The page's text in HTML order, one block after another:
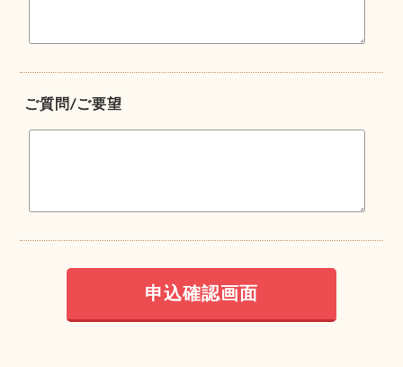
ご質問/ご要望